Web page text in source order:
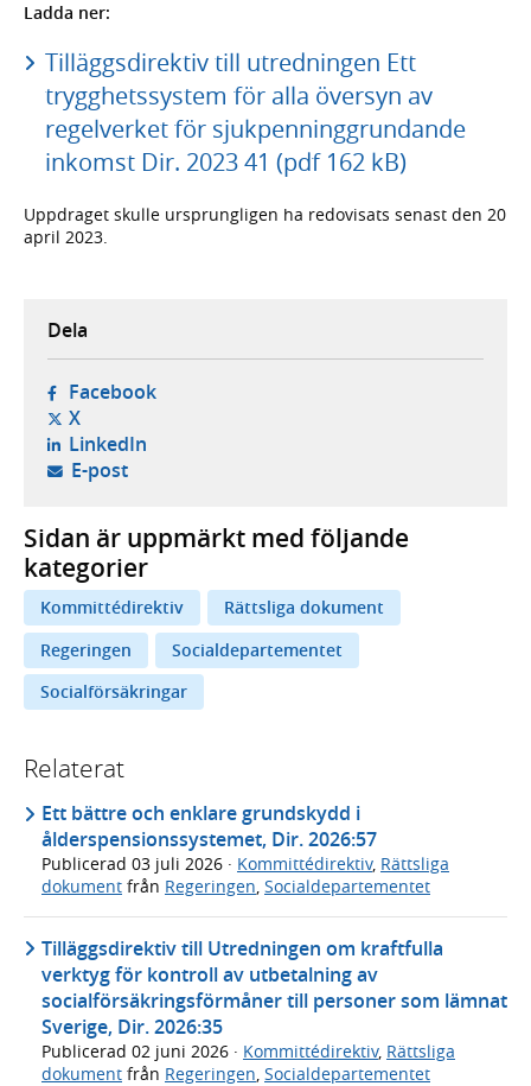
Ladda ner:
Tilläggsdirektiv till utredningen Ett
trygghetssystem för alla översyn av
regelverket för sjukpenninggrundande
inkomst Dir. 2023 41 (pdf 162 kB)
Uppdraget skulle ursprungligen ha redovisats senast den 20
april 2023.
Dela
Facebook- öppnas i ny flik, extern webbplats,
X- öppnas i ny flik, extern webbplats,
LinkedIn- öppnas i ny flik, extern webbplats,
E-post- öppnar din e-postklient,
Sidan är uppmärkt med följande
kategorier
Kommittédirektiv
Rättsliga dokument
Regeringen
Socialdepartementet
Socialförsäkringar
Relaterat
Ett bättre och enklare grundskydd i
ålderspensionssystemet, Dir. 2026:57
Publicerad 03 juli 2026 · Kommittédirektiv, Rättsliga
dokument från Regeringen, Socialdepartementet
Tilläggsdirektiv till Utredningen om kraftfulla
verktyg för kontroll av utbetalning av
socialförsäkringsförmåner till personer som lämnat
Sverige, Dir. 2026:35
Publicerad 02 juni 2026 · Kommittédirektiv, Rättsliga
dokument från Regeringen, Socialdepartementet